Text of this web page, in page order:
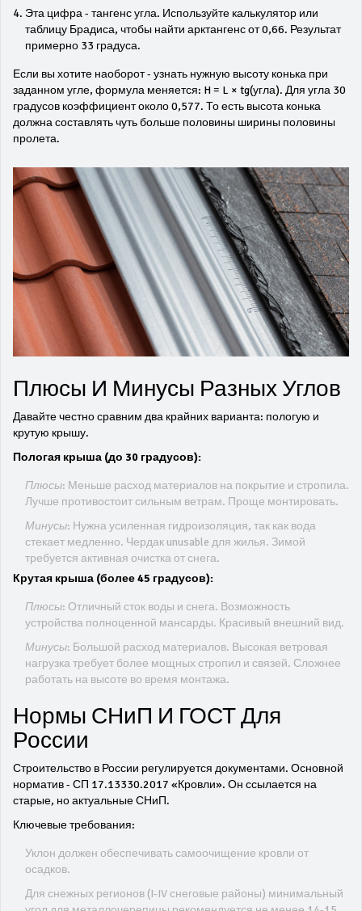
Эта цифра - тангенс угла. Используйте калькулятор или
таблицу Брадиса, чтобы найти арктангенс от 0,66. Результат
примерно 33 градуса.
Если вы хотите наоборот - узнать нужную высоту конька при
заданном угле, формула меняется: H = L × tg(угла). Для угла 30
градусов коэффициент около 0,577. То есть высота конька
должна составлять чуть больше половины ширины половины
пролета.
Плюсы И Минусы Разных Углов
Давайте честно сравним два крайних варианта: пологую и
крутую крышу.
Пологая крыша (до 30 градусов):
Плюсы: Меньше расход материалов на покрытие и стропила.
Лучше противостоит сильным ветрам. Проще монтировать.
Минусы: Нужна усиленная гидроизоляция, так как вода
стекает медленно. Чердак unusable для жилья. Зимой
требуется активная очистка от снега.
Крутая крыша (более 45 градусов):
Плюсы: Отличный сток воды и снега. Возможность
устройства полноценной мансарды. Красивый внешний вид.
Минусы: Большой расход материалов. Высокая ветровая
нагрузка требует более мощных стропил и связей. Сложнее
работать на высоте во время монтажа.
Нормы СНиП И ГОСТ Для
России
Строительство в России регулируется документами. Основной
норматив - СП 17.13330.2017 «Кровли». Он ссылается на
старые, но актуальные СНиП.
Ключевые требования:
Уклон должен обеспечивать самоочищение кровли от
осадков.
Для снежных регионов (I-IV снеговые районы) минимальный